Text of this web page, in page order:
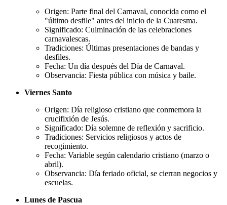
Origen: Parte final del Carnaval, conocida como el
"último desfile" antes del inicio de la Cuaresma.
Significado: Culminación de las celebraciones
carnavalescas.
Tradiciones: Últimas presentaciones de bandas y
desfiles.
Fecha: Un día después del Día de Carnaval.
Observancia: Fiesta pública con música y baile.
Viernes Santo
Origen: Día religioso cristiano que conmemora la
crucifixión de Jesús.
Significado: Día solemne de reflexión y sacrificio.
Tradiciones: Servicios religiosos y actos de
recogimiento.
Fecha: Variable según calendario cristiano (marzo o
abril).
Observancia: Día feriado oficial, se cierran negocios y
escuelas.
Lunes de Pascua